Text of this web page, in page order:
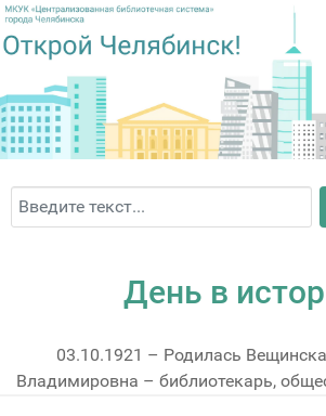
Поиск
День в
03.10.1921 – Родилась
Владимировна – библиотекарь,